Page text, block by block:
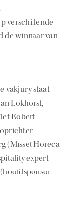
verschillende
de winnaar van
vakjury staat
Lokhorst,
Robert
oprichter
(Misset Horeca
expert